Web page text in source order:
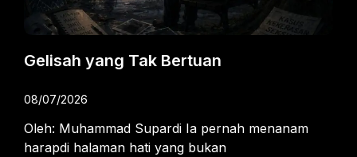
Gelisah yang Tak Bertuan
08/07/2026
Oleh: Muhammad Supardi Ia pernah menanam
harapdi halaman hati yang bukan